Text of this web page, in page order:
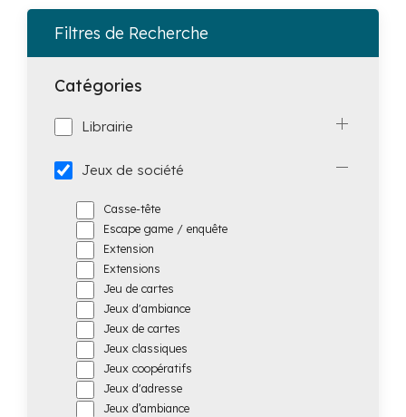
Filtres de Recherche
Catégories
Librairie
Jeux de société
Casse-tête
Escape game / enquête
Extension
Extensions
Jeu de cartes
Jeux d'ambiance
Jeux de cartes
Jeux classiques
Jeux coopératifs
Jeux d'adresse
Jeux d’ambiance